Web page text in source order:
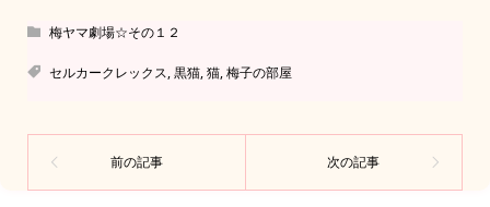
梅ヤマ劇場☆その１２
セルカークレックス,黒猫,猫,梅子の部屋